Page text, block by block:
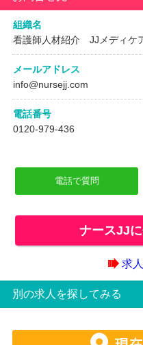
組織名
看護師人材紹介 JJメディケ
メールアドレス
info@nursejj.com
電話番号
0120-979-436
電話で質問
ナースJJ
求
別の求人を探してみる